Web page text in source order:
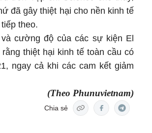
đã gây thiệt hại cho nền kinh tế
theo.
cường độ của các sự kiện El
thiệt hại kinh tế toàn cầu có
ngay cả khi các cam kết giảm
(Theo Phunuvietnam)
Chia sẻ